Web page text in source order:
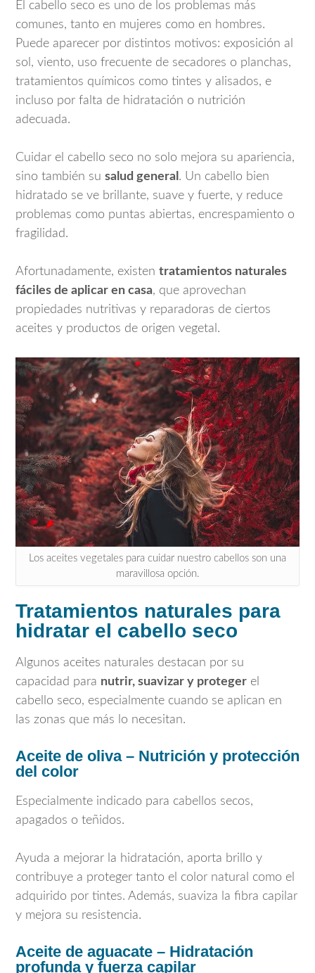
El cabello seco es uno de los problemas más
comunes, tanto en mujeres como en hombres.
Puede aparecer por distintos motivos: exposición al
sol, viento, uso frecuente de secadores o planchas,
tratamientos químicos como tintes y alisados, e
incluso por falta de hidratación o nutrición
adecuada.
Cuidar el cabello seco no solo mejora su apariencia,
sino también su salud general . Un cabello bien
hidratado se ve brillante, suave y fuerte, y reduce
problemas como puntas abiertas, encrespamiento o
fragilidad.
Afortunadamente, existen tratamientos naturales
fáciles de aplicar en casa, que aprovechan
propiedades nutritivas y reparadoras de ciertos
aceites y productos de origen vegetal.
Los aceites vegetales para cuidar nuestro cabellos son una
maravillosa opción.
Tratamientos naturales para
hidratar el cabello seco
Algunos aceites naturales destacan por su
capacidad para nutrir, suavizar y proteger el
cabello seco, especialmente cuando se aplican en
las zonas que más lo necesitan.
Aceite de oliva – Nutrición y protección
del color
Especialmente indicado para cabellos secos,
apagados o teñidos.
Ayuda a mejorar la hidratación, aporta brillo y
contribuye a proteger tanto el color natural como el
adquirido por tintes. Además, suaviza la fibra capilar
y mejora su resistencia.
Aceite de aguacate – Hidratación
profunda y fuerza capilar